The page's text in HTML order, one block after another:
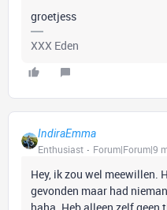
groetjess
XXX Eden
IndiraEmma
Enthusiast
Forum|Forum|9
Hey, ik zou wel meewillen.
gevonden maar had